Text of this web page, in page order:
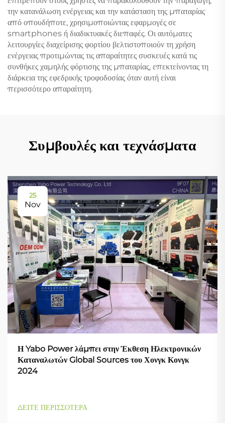
την κατανάλωση ενέργειας και την κατάσταση της μπαταρίας
από οπουδήποτε, χρησιμοποιώντας εφαρμογές σε
smartphones ή διαδικτυακές διεπαφές. Οι αυτόματες
λειτουργίες διαχείρισης φορτίου βελτιστοποιούν τη χρήση
ενέργειας προτιμώντας τις απαραίτητες συσκευές κατά τις
συνθήκες χαμηλής φόρτισης της μπαταρίας, επεκτείνοντας τη
διάρκεια της εφεδρικής τροφοδοσίας όταν αυτή είναι
περισσότερο απαραίτητη.
Συμβουλές και τεχνάσματα
25
Nov
Η Yabo Power λάμπει στην Έκθεση Ηλεκτρονικών
Καταναλωτών Global Sources του Χονγκ Κονγκ
2024
ΔΕΙΤΕ ΠΕΡΙΣΣΟΤΕΡΑ